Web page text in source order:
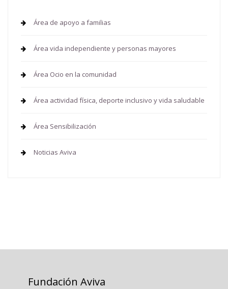
Área de apoyo a familias
Área vida independiente y personas mayores
Área Ocio en la comunidad
Área actividad física, deporte inclusivo y vida saludable
Área Sensibilización
Noticias Aviva
Fundación Aviva